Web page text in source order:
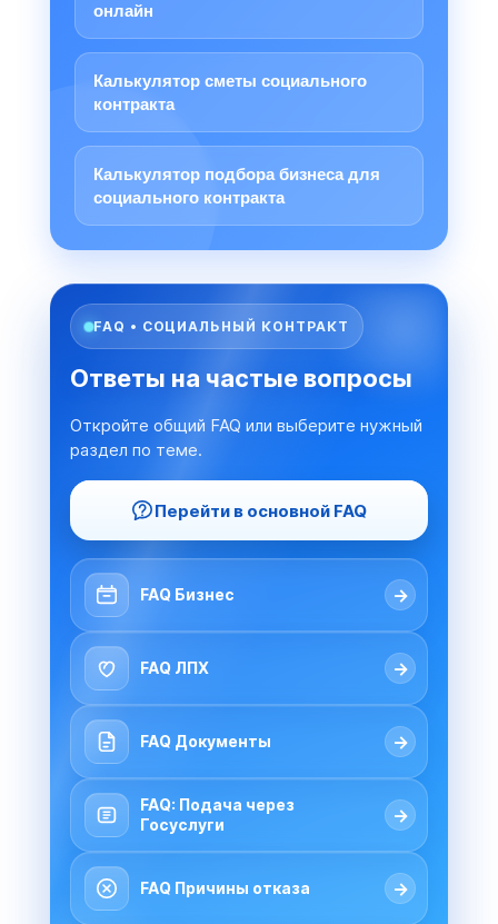
онлайн
Калькулятор сметы социального
контракта
Калькулятор подбора бизнеса для
социального контракта
FAQ • СОЦИАЛЬНЫЙ КОНТРАКТ
Ответы на частые вопросы
Откройте общий FAQ или выберите нужный
раздел по теме.
Перейти в основной FAQ
FAQ Бизнес →
FAQ ЛПХ →
FAQ Документы →
FAQ: Подача через
Госуслуги
→
FAQ Причины отказа →